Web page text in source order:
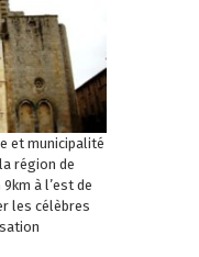
et municipalité
région de
à l’est de
les célèbres